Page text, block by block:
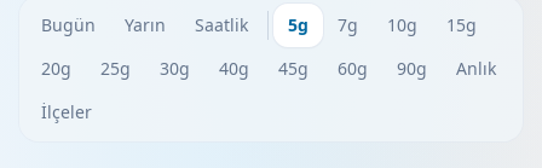
Bugün Yarın Saatlik 5g 7g 10g
15g
20g
25g 30g 40g 45g 60g 90g
Anlık
İlçeler